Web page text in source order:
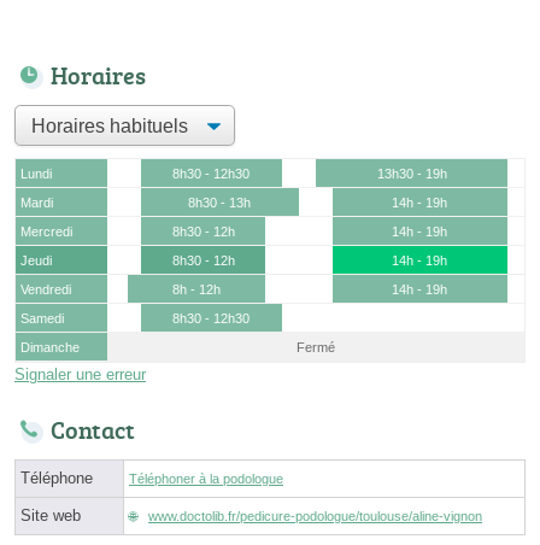
Horaires
Lundi 8h30 - 12h30
13h30 - 19h
Mardi
8h30 - 13h
14h - 19h
Mercredi
8h30 - 12h
14h - 19h
Jeudi
8h30 - 12h
14h - 19h
Vendredi
8h - 12h
14h - 19h
Samedi
8h30 - 12h30
Dimanche
Fermé
Signaler une erreur
Contact
Téléphone Téléphoner à la podologue
Site web www.doctolib.fr/pedicure-podologue/toulouse/aline-vignon